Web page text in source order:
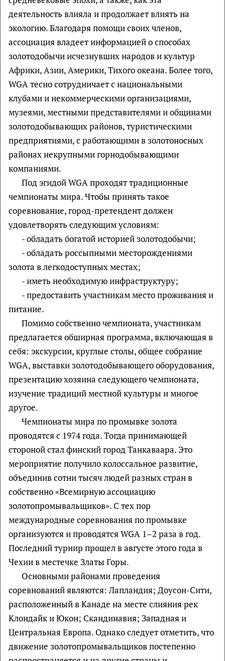
деятельность влияла и продолжает влиять на
экологию. Благодаря помощи своих членов,
ассоциация владеет информацией о способах
золотодобычи исчезнувших народов и культур
Африки, Азии, Америки, Тихого океана. Более того,
WGA тесно сотрудничает с национальными
клубами и некоммерческими организациями,
музеями, местными представителями и общинами
золотодобывающих районов, туристическими
предприятиями, с работающими в золотоносных
районах некрупными горнодобывающими
компаниями.
Под эгидой WGA проходят традиционные
чемпионаты мира. Чтобы принять такое
соревнование, город-претендент должен
удовлетворять следующим условиям:
- обладать богатой историей золотодобычи;
- обладать россыпными месторождениями
золота в легкодоступных местах;
- иметь необходимую инфраструктуру;
- предоставить участникам место проживания и
питание.
Помимо собственно чемпионата, участникам
предлагается обширная программа, включающая в
себя: экскурсии, круглые столы, общее собрание
WGA, выставки золотодобывающего оборудования,
презентацию хозяина следующего чемпионата,
изучение традиций местной культуры и многое
другое.
Чемпионаты мира по промывке золота
проводятся с 1974 года. Тогда принимающей
стороной стал финский город Танкаваара. Это
мероприятие получило колоссальное развитие,
объединив сотни тысяч людей разных стран в
собственно «Всемирную ассоциацию
золотопромывальщиков». С тех пор
международные соревнования по промывке
организуются и проводятся WGA 1–2 раза в год.
Последний турнир прошел в августе этого года в
Чехии в местечке Златы Горы.
Основными районами проведения
соревнований являются: Лапландия; Доусон-Сити,
расположенный в Канаде на месте слияния рек
Клондайк и Юкон; Скандинавия; Западная и
Центральная Европа. Однако следует отметить, что
движение золотопромывальщиков постепенно